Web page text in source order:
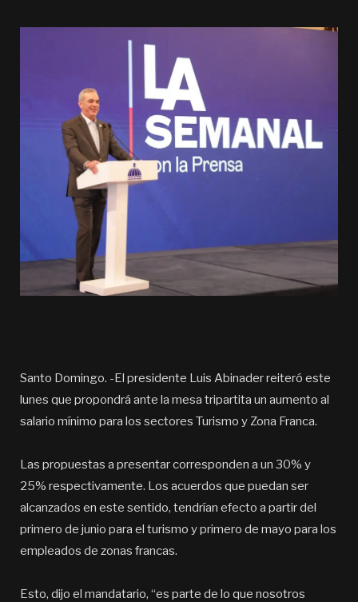
Santo Domingo. -El presidente Luis Abinader reiteró este
lunes que propondrá ante la mesa tripartita un aumento al
salario mínimo para los sectores Turismo y Zona Franca.
Las propuestas a presentar corresponden a un 30% y
25% respectivamente. Los acuerdos que puedan ser
alcanzados en este sentido, tendrían efecto a partir del
primero de junio para el turismo y primero de mayo para los
empleados de zonas francas.
Esto, dijo el mandatario, “es parte de lo que nosotros